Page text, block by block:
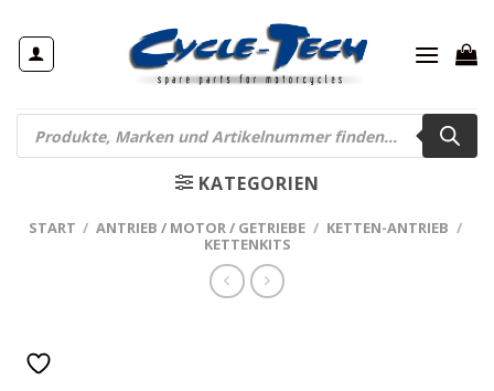
Inhalt
springen
Products
search
KATEGORIEN
START / ANTRIEB / MOTOR / GETRIEBE / KETTEN-ANTRIEB /
KETTENKITS